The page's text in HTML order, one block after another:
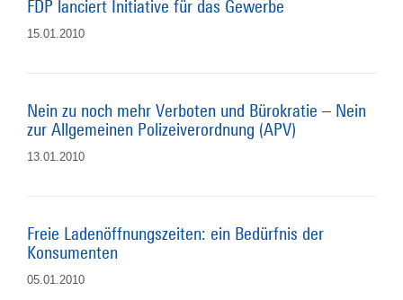
FDP lanciert Initiative für das Gewerbe
15.01.2010
Nein zu noch mehr Verboten und Bürokratie – Nein
zur Allgemeinen Polizeiverordnung (APV)
13.01.2010
Freie Ladenöffnungszeiten: ein Bedürfnis der
Konsumenten
05.01.2010